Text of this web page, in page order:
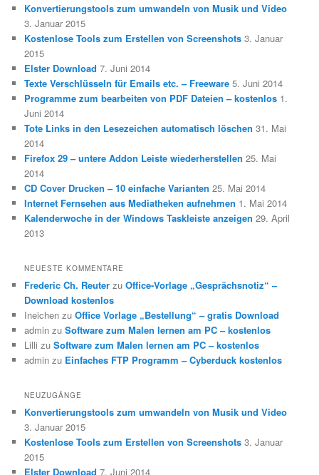
Konvertierungstools zum umwandeln von Musik und Video
3. Januar 2015
Kostenlose Tools zum Erstellen von Screenshots 3. Januar
2015
Elster Download 7. Juni 2014
Texte Verschlüsseln für Emails etc. – Freeware 5. Juni 2014
Programme zum bearbeiten von PDF Dateien – kostenlos 1.
Juni 2014
Tote Links in den Lesezeichen automatisch löschen 31. Mai
2014
Firefox 29 – untere Addon Leiste wiederherstellen 25. Mai
2014
CD Cover Drucken – 10 einfache Varianten 25. Mai 2014
Internet Fernsehen aus Mediatheken aufnehmen 1. Mai 2014
Kalenderwoche in der Windows Taskleiste anzeigen 29. April
2013
NEUESTE KOMMENTARE
Frederic Ch. Reuter zuOffice-Vorlage „Gesprächsnotiz“ –
Download kostenlos
Ineichen zuOffice Vorlage „Bestellung“ – gratis Download
admin zuSoftware zum Malen lernen am PC – kostenlos
Lilli zuSoftware zum Malen lernen am PC – kostenlos
admin zu Einfaches FTP Programm – Cyberduck kostenlos
NEUZUGÄNGE
Konvertierungstools zum umwandeln von Musik und Video
3. Januar 2015
Kostenlose Tools zum Erstellen von Screenshots 3. Januar
2015
Elster Download 7. Juni 2014